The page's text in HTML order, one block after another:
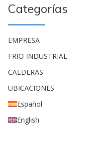
Categorías
EMPRESA
FRIO INDUSTRIAL
CALDERAS
UBICACIONES
Español
English